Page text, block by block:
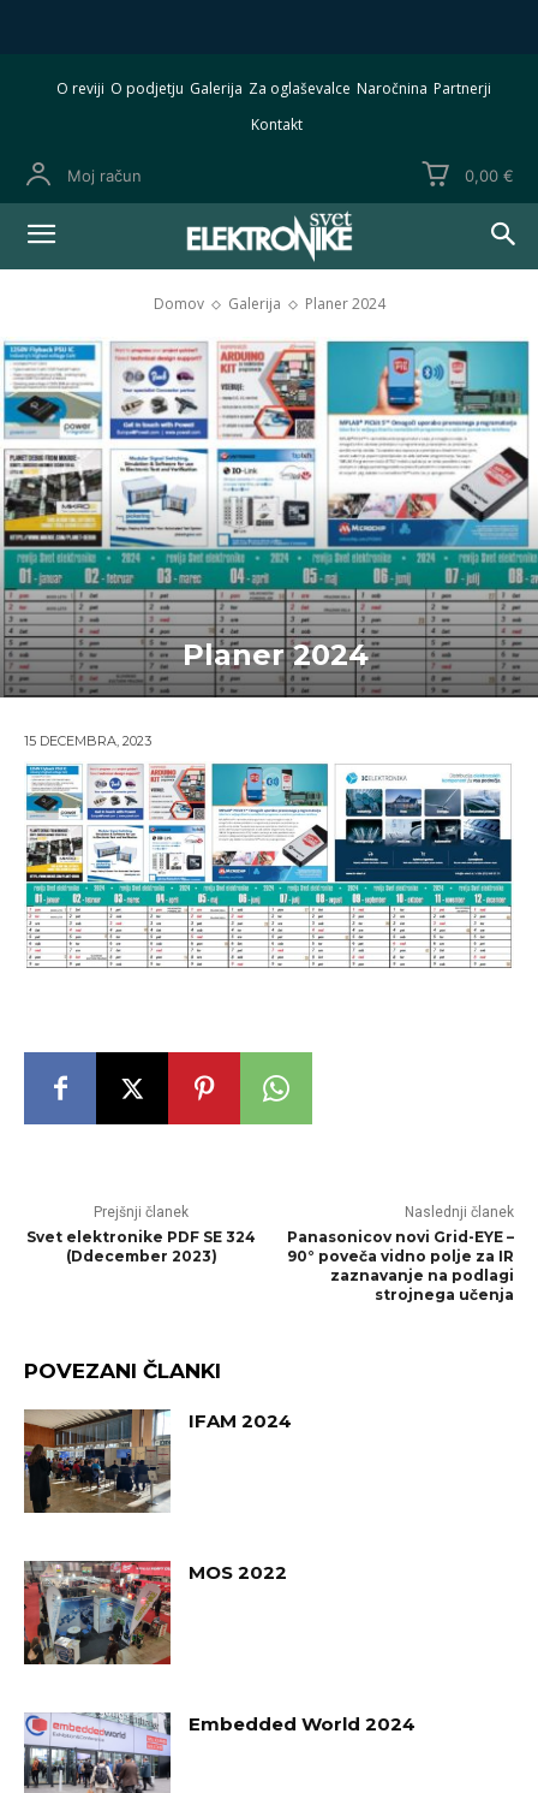
O reviji O podjetju Galerija Za oglaševalce Naročnina Partnerji
Kontakt
Moj račun 0,00 €
Domov Galerija Planer 2024
Planer 2024
15 DECEMBRA, 2023
Prejšnji članek
Svet elektronike PDF SE 324
(Ddecember 2023)
Naslednji članek
Panasonicov novi Grid-EYE –
90° poveča vidno polje za IR
zaznavanje na podlagi
strojnega učenja
POVEZANI ČLANKI
IFAM 2024
MOS 2022
Embedded World 2024